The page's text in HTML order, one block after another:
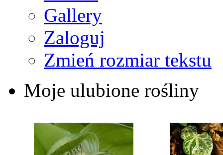
Gallery
Zaloguj
Zmień rozmiar tekstu
Moje ulubione rośliny